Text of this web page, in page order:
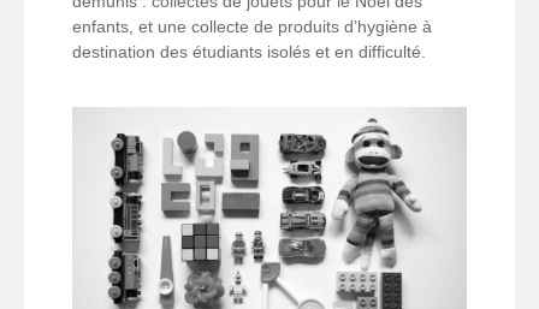
enfants, et une collecte de produits d’hygiène à
destination des étudiants isolés et en difficulté.